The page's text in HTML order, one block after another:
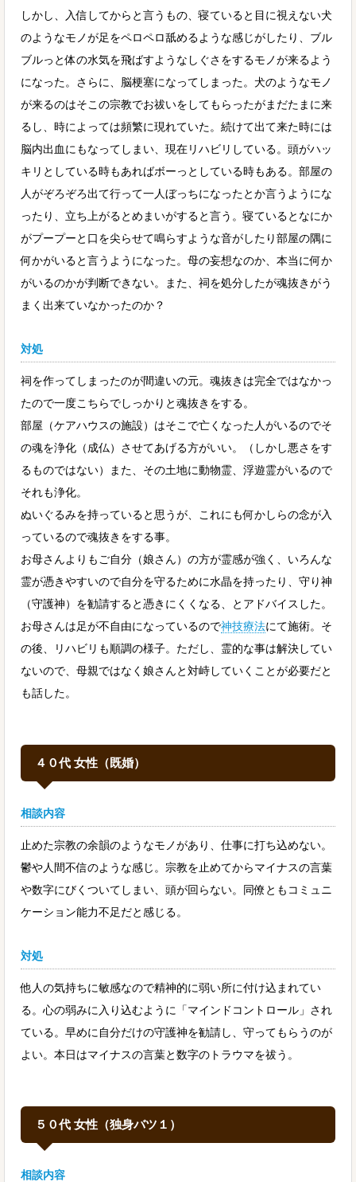
しかし、入信してからと言うもの、寝ていると目に視えない犬
のようなモノが足をペロペロ舐めるような感じがしたり、ブル
ブルっと体の水気を飛ばすようなしぐさをするモノが来るよう
になった。さらに、脳梗塞になってしまった。犬のようなモノ
が来るのはそこの宗教でお祓いをしてもらったがまだたまに来
るし、時によっては頻繁に現れていた。続けて出て来た時には
脳内出血にもなってしまい、現在リハビリしている。頭がハッ
キリとしている時もあればボーっとしている時もある。部屋の
人がぞろぞろ出て行って一人ぼっちになったとか言うようにな
ったり、立ち上がるとめまいがすると言う。寝ているとなにか
がプープーと口を尖らせて鳴らすような音がしたり部屋の隅に
何かがいると言うようになった。母の妄想なのか、本当に何か
がいるのかが判断できない。また、祠を処分したが魂抜きがう
まく出来ていなかったのか？
対処
祠を作ってしまったのが間違いの元。魂抜きは完全ではなかっ
たので一度こちらでしっかりと魂抜きをする。
部屋（ケアハウスの施設）はそこで亡くなった人がいるのでそ
の魂を浄化（成仏）させてあげる方がいい。（しかし悪さをす
るものではない）また、その土地に動物霊、浮遊霊がいるので
それも浄化。
ぬいぐるみを持っていると思うが、これにも何かしらの念が入
っているので魂抜きをする事。
お母さんよりもご自分（娘さん）の方が霊感が強く、いろんな
霊が憑きやすいので自分を守るために水晶を持ったり、守り神
（守護神）を勧請すると憑きにくくなる、とアドバイスした。
お母さんは足が不自由になっているので神技療法にて施術。そ
の後、リハビリも順調の様子。ただし、霊的な事は解決してい
ないので、母親ではなく娘さんと対峙していくことが必要だと
も話した。
４０代 女性（既婚）
相談内容
止めた宗教の余韻のようなモノがあり、仕事に打ち込めない。
鬱や人間不信のような感じ。宗教を止めてからマイナスの言葉
や数字にびくついてしまい、頭が回らない。同僚ともコミュニ
ケーション能力不足だと感じる。
対処
他人の気持ちに敏感なので精神的に弱い所に付け込まれてい
る。心の弱みに入り込むように「マインドコントロール」され
ている。早めに自分だけの守護神を勧請し、守ってもらうのが
よい。本日はマイナスの言葉と数字のトラウマを祓う。
５０代 女性（独身バツ１）
相談内容